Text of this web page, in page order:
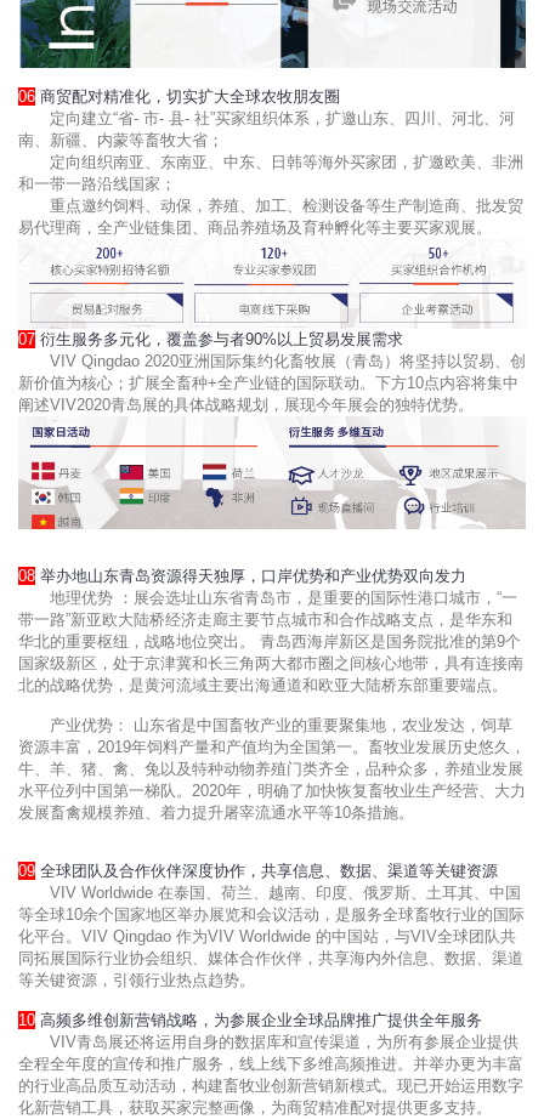
06 商贸配对精准化，切实扩大全球农牧朋友圈
定向建立“省- 市- 县- 社”买家组织体系，扩邀山东、四川、河北、河
南、新疆、内蒙等畜牧大省；
定向组织南亚、东南亚、中东、日韩等海外买家团，扩邀欧美、非洲
和一带一路沿线国家；
重点邀约饲料、动保，养殖、加工、检测设备等生产制造商、批发贸
易代理商，全产业链集团、商品养殖场及育种孵化等主要买家观展。
07 衍生服务多元化，覆盖参与者90%以上贸易发展需求
VIV Qingdao 2020亚洲国际集约化畜牧展（青岛）将坚持以贸易、创
新价值为核心；扩展全畜种+全产业链的国际联动。下方10点内容将集中
阐述VIV2020青岛展的具体战略规划，展现今年展会的独特优势。
08 举办地山东青岛资源得天独厚，口岸优势和产业优势双向发力
地理优势 ：展会选址山东省青岛市，是重要的国际性港口城市，“一
带一路”新亚欧大陆桥经济走廊主要节点城市和合作战略支点，是华东和
华北的重要枢纽，战略地位突出。 青岛西海岸新区是国务院批准的第9个
国家级新区，处于京津冀和长三角两大都市圈之间核心地带，具有连接南
北的战略优势，是黄河流域主要出海通道和欧亚大陆桥东部重要端点。
产业优势： 山东省是中国畜牧产业的重要聚集地，农业发达，饲草
资源丰富，2019年饲料产量和产值均为全国第一。畜牧业发展历史悠久，
牛、羊、猪、禽、兔以及特种动物养殖门类齐全，品种众多，养殖业发展
水平位列中国第一梯队。2020年，明确了加快恢复畜牧业生产经营、大力
发展畜禽规模养殖、着力提升屠宰流通水平等10条措施。
09 全球团队及合作伙伴深度协作，共享信息、数据、渠道等关键资源
VIV Worldwide 在泰国、荷兰、越南、印度、俄罗斯、土耳其、中国
等全球10余个国家地区举办展览和会议活动，是服务全球畜牧行业的国际
化平台。VIV Qingdao 作为VIV Worldwide 的中国站，与VIV全球团队共
同拓展国际行业协会组织、媒体合作伙伴，共享海内外信息、数据、渠道
等关键资源，引领行业热点趋势。
10 高频多维创新营销战略，为参展企业全球品牌推广提供全年服务
VIV青岛展还将运用自身的数据库和宣传渠道，为所有参展企业提供
全程全年度的宣传和推广服务，线上线下多维高频推进。并举办更为丰富
的行业高品质互动活动，构建畜牧业创新营销新模式。现已开始运用数字
化新营销工具，获取买家完整画像，为商贸精准配对提供更多支持。